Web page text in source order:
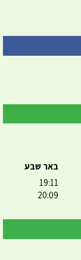
באר שבע
19:11
20:09